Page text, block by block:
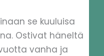
se kuuluisa
Ostivat häneltä
vanha ja